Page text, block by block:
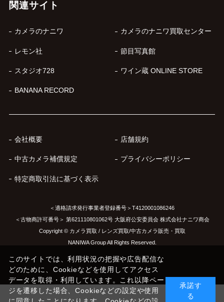
関連サイト
カメラのナニワ カメラのナニワ買取センター
レモン社 節目写真館
スタジオ728 ワイン蔵 ONLINE STORE
BANANA RECORD
会社概要 店舗規約
中古カメラ補償規定 プライバシーポリシー
特定商取引法に基づく表示
＜適格請求発行事業者登録番号＞T4120001086246
＜古物商許可番号＞ 第621110801062号 大阪府公安委員会 株式会社ナニワ商会
Copyright © カメラ買取 / レンズ買取/中古カメラ販売・買取
NANIWA Group All Rights Reserved.
このサイトでは、利用状況の把握や広告配信な
どのために、Cookieなどを使用してアクセス
データを取得・利用しています。これ以降ペー
ジを遷移した場合、Cookieなどの設定や使用
承諾す
る